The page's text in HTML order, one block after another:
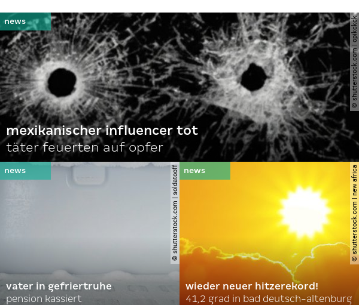
© shutterstock.com | opikckck
mexikanischer influencer tot
täter feuerten auf opfer
© shutterstock.com | soldatooff
vater in gefriertruhe
pension kassiert
© shutterstock.com | new africa
wieder neuer hitzerekord!
41,2 grad in bad deutsch-altenburg